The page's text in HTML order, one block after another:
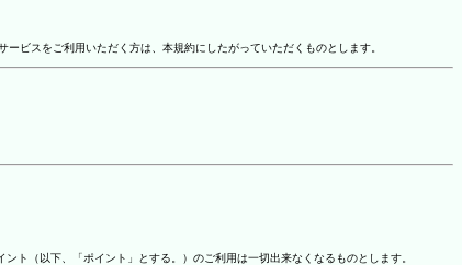
ビスをご利用いただく方は、本規約にしたがっていただくものとします。
ト（以下、「ポイント」とする。）のご利用は一切出来なくなるものとします。